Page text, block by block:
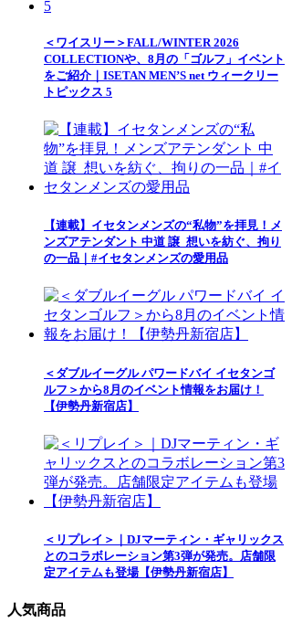
＜ワイスリー＞FALL/WINTER 2026
COLLECTIONや、8月の「ゴルフ」イベント
をご紹介｜ISETAN MEN’S net ウィークリー
トピックス 5
【連載】イセタンメンズの“私物”を拝見！メ
ンズアテンダント 中道 譲_想いを紡ぐ、拘り
の一品｜#イセタンメンズの愛用品
＜ダブルイーグル パワードバイ イセタンゴ
ルフ＞から8月のイベント情報をお届け！
【伊勢丹新宿店】
＜リプレイ＞｜DJマーティン・ギャリックス
とのコラボレーション第3弾が発売。店舗限
定アイテムも登場【伊勢丹新宿店】
人気商品